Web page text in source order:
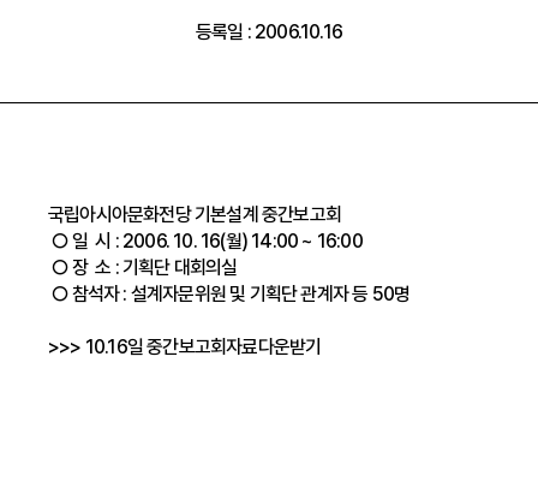
등록일 : 2006.10.16
국립아시아문화전당 기본설계 중간보고회
○ 일 시 : 2006. 10. 16(월) 14:00 ~ 16:00
○ 장 소 : 기획단 대회의실
○ 참석자 : 설계자문위원 및 기획단 관계자 등 50명
>>> 10.16일 중간보고회자료다운받기